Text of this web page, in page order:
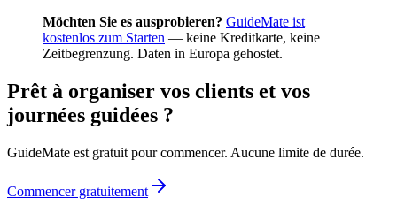
Möchten Sie es ausprobieren? GuideMate ist
kostenlos zum Starten — keine Kreditkarte, keine
Zeitbegrenzung. Daten in Europa gehostet.
Prêt à organiser vos clients et vos
journées guidées ?
GuideMate est gratuit pour commencer. Aucune limite de durée.
Commencer gratuitement